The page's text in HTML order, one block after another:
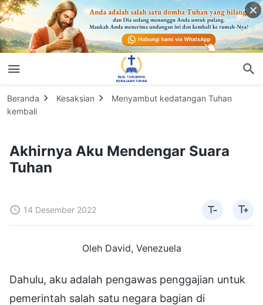
Beranda Kesaksian
Menyambut kedatangan Tuhan
kembali
Akhirnya Aku Mendengar Suara
Tuhan
14 Desember 2022
Oleh David, Venezuela
Dahulu, aku adalah pengawas penggajian untuk
pemerintah salah satu negara bagian di